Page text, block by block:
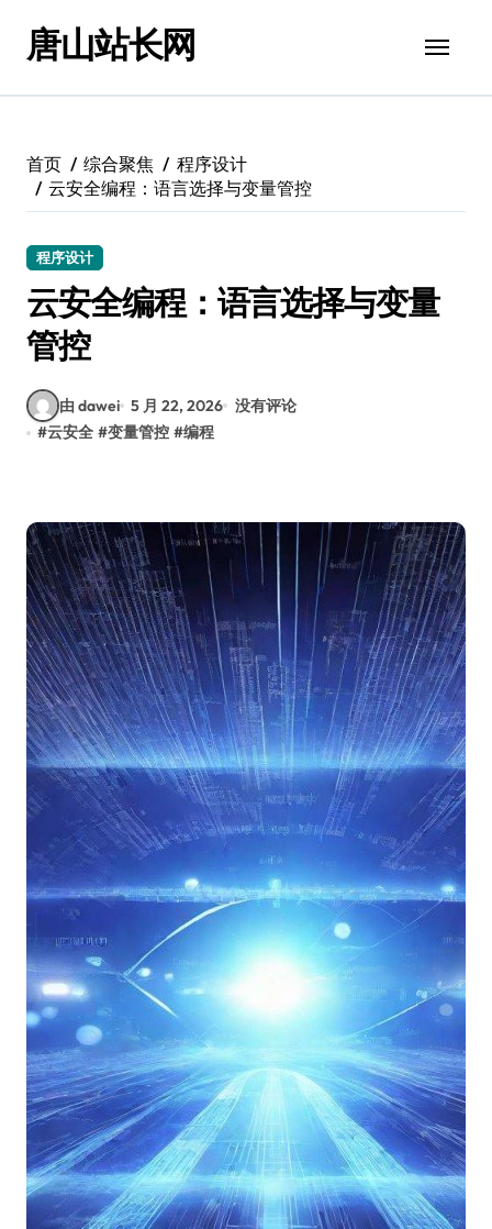
唐山站长网
首页 综合聚焦
程序设计
云安全编程：语言选择与变量管控
程序设计
云安全编程：语言选择与变量
管控
由 dawei 5 月 22, 2026 没有评论
#云安全 #变量管控 #编程